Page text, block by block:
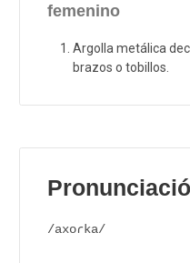
femenino
Argolla metálica
brazos o tobillos.
/axoɾka/